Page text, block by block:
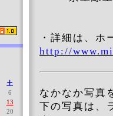
・詳細は、
http://
なかなか写真
下の写真は、
土
6
13
20